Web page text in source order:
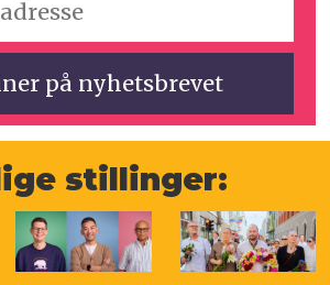
stillinger: